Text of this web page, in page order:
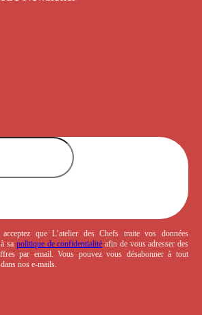
que L’atelier des Chefs traite vos données
sa politique de confidentialité afin de vous adresser des
par email. Vous pouvez vous désabonner à tout
nos e-mails.